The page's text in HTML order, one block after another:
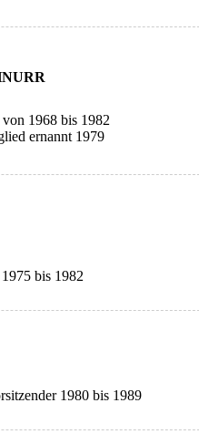
1968 bis 1982
ernannt 1979
bis 1982
1980 bis 1989